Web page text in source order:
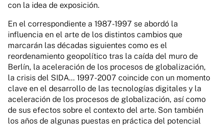
con la idea de exposición.
En el correspondiente a 1987-1997 se abordó la
influencia en el arte de los distintos cambios que
marcarán las décadas siguientes como es el
reordenamiento geopolítico tras la caída del muro de
Berlín, la aceleración de los procesos de globalización,
la crisis del SIDA… 1997-2007 coincide con un momento
clave en el desarrollo de las tecnologías digitales y la
aceleración de los procesos de globalización, así como
de sus efectos sobre el contexto del arte. Son también
los años de algunas puestas en práctica del potencial